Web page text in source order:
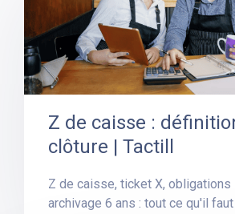
Z de caisse :
clôture | Tactill
Z de caisse, ticket X, obligations
archivage 6 ans : tout ce qu'il